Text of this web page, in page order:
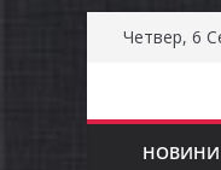
Перейти
Четвер, 6
НОВИНИ